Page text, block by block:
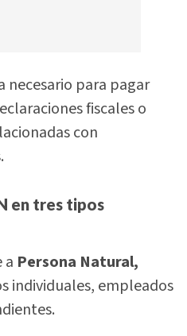
necesario para pagar
fiscales o
con
en tres tipos
a Persona Natural,
individuales, empleados